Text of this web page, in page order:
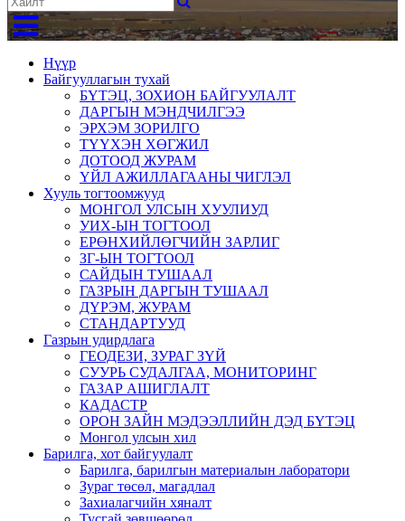
Нүүр
Байгууллагын тухай
БҮТЭЦ, ЗОХИОН БАЙГУУЛАЛТ
ДАРГЫН МЭНДЧИЛГЭЭ
ЭРХЭМ ЗОРИЛГО
ТҮҮХЭН ХӨГЖИЛ
ДОТООД ЖУРАМ
ҮЙЛ АЖИЛЛАГААНЫ ЧИГЛЭЛ
Хууль тогтоомжууд
МОНГОЛ УЛСЫН ХУУЛИУД
УИХ-ЫН ТОГТООЛ
ЕРӨНХИЙЛӨГЧИЙН ЗАРЛИГ
ЗГ-ЫН ТОГТООЛ
САЙДЫН ТУШААЛ
ГАЗРЫН ДАРГЫН ТУШААЛ
ДҮРЭМ, ЖУРАМ
СТАНДАРТУУД
Газрын удирдлага
ГЕОДЕЗИ, ЗУРАГ ЗҮЙ
СУУРЬ СУДАЛГАА, МОНИТОРИНГ
ГАЗАР АШИГЛАЛТ
КАДАСТР
ОРОН ЗАЙН МЭДЭЭЛЛИЙН ДЭД БҮТЭЦ
Монгол улсын хил
Барилга, хот байгуулалт
Барилга, барилгын материалын лаборатори
Зураг төсөл, магадлал
Захиалагчийн хяналт